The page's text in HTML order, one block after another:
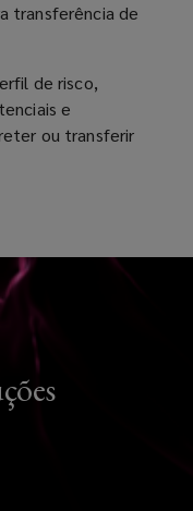
transferência de
de risco,
e
ou transferir